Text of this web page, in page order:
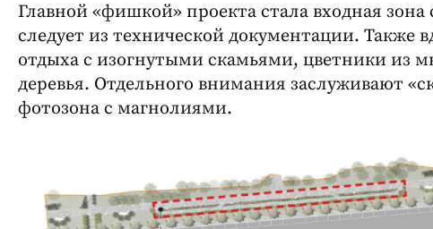
Главной «фишкой» проекта стала входная зона
следует из технической документации. Также
отдыха с изогнутыми скамьями, цветники из
деревья. Отдельного внимания заслуживают
фотозона с магнолиями.